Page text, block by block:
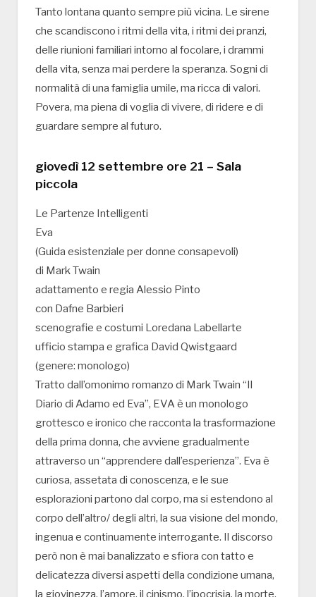
Tanto lontana quanto sempre più vicina. Le sirene
che scandiscono i ritmi della vita, i ritmi dei pranzi,
delle riunioni familiari intorno al focolare, i drammi
della vita, senza mai perdere la speranza. Sogni di
normalità di una famiglia umile, ma ricca di valori.
Povera, ma piena di voglia di vivere, di ridere e di
guardare sempre al futuro.
giovedì 12 settembre ore 21 – Sala
piccola
Le Partenze Intelligenti
Eva
(Guida esistenziale per donne consapevoli)
di Mark Twain
adattamento e regia Alessio Pinto
con Dafne Barbieri
scenografie e costumi Loredana Labellarte
ufficio stampa e grafica David Qwistgaard
(genere: monologo)
Tratto dall’omonimo romanzo di Mark Twain “Il
Diario di Adamo ed Eva”, EVA è un monologo
grottesco e ironico che racconta la trasformazione
della prima donna, che avviene gradualmente
attraverso un “apprendere dall’esperienza”. Eva è
curiosa, assetata di conoscenza, e le sue
esplorazioni partono dal corpo, ma si estendono al
corpo dell’altro/ degli altri, la sua visione del mondo,
ingenua e continuamente interrogante. Il discorso
però non è mai banalizzato e sfiora con tatto e
delicatezza diversi aspetti della condizione umana,
la giovinezza, l’amore, il cinismo, l’ipocrisia, la morte.